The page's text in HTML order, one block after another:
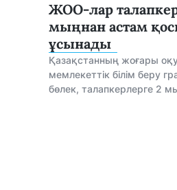
ЖОО-лар
мыңнан астам
ұсынады
Қазақстанның жоғары
мемлекеттік білім беру
бөлек, талапкерлерге 2